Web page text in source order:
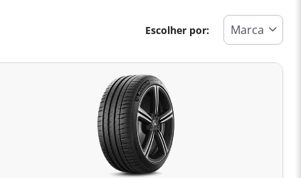
Escolher por: